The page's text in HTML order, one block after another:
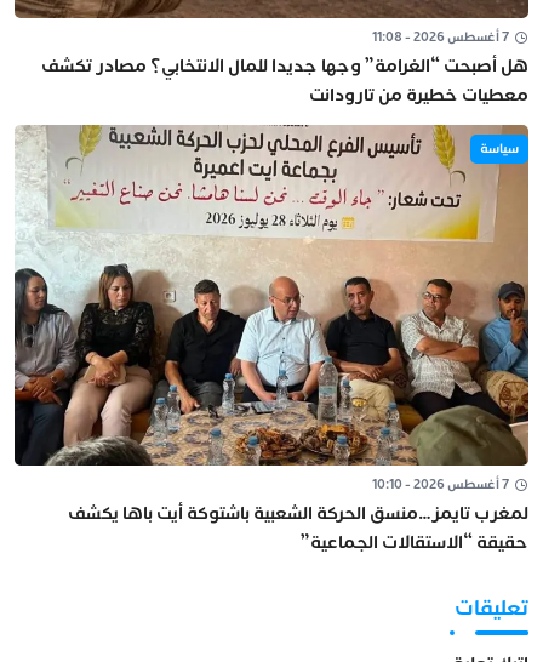
7 أغسطس 2026 - 11:08
هل أصبحت “الغرامة” وجها جديدا للمال الانتخابي؟ مصادر تكشف
معطيات خطيرة من تارودانت
سياسة
7 أغسطس 2026 - 10:10
لمغرب تايمز…منسق الحركة الشعبية باشتوكة أيت باها يكشف
حقيقة “الاستقالات الجماعية”
تعليقات